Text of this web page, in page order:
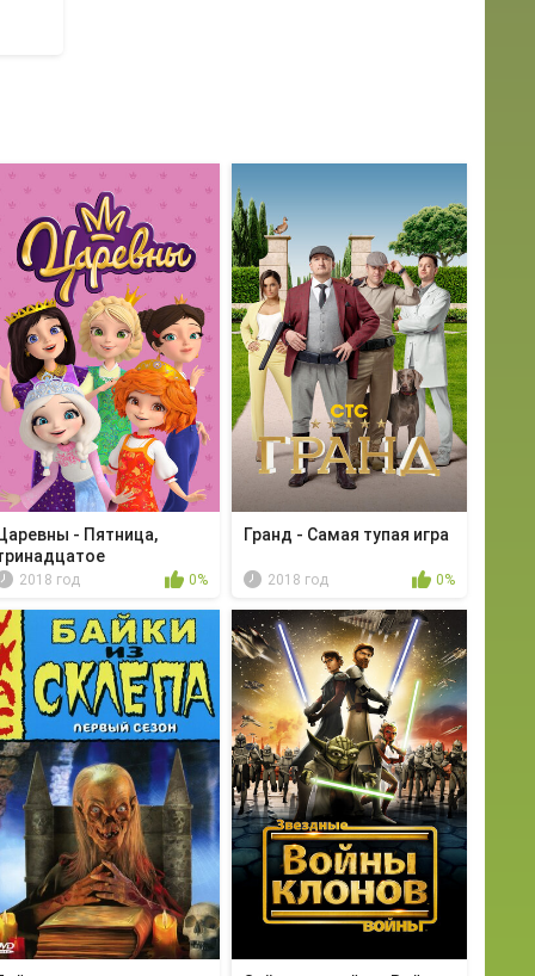
- Пятница,
2018 год 0%
Гранд - Самая тупая игра
2018 год 0%